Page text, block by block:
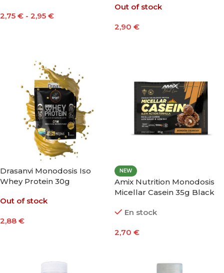
2,75 € - 2,95 €
Out of stock
2,90 €
Drasanvi Monodosis Iso
Whey Protein 30g
Out of stock
2,88 €
NEW
Amix Nutrition Monodosis
Micellar Casein 35g Black
En stock
2,70 €